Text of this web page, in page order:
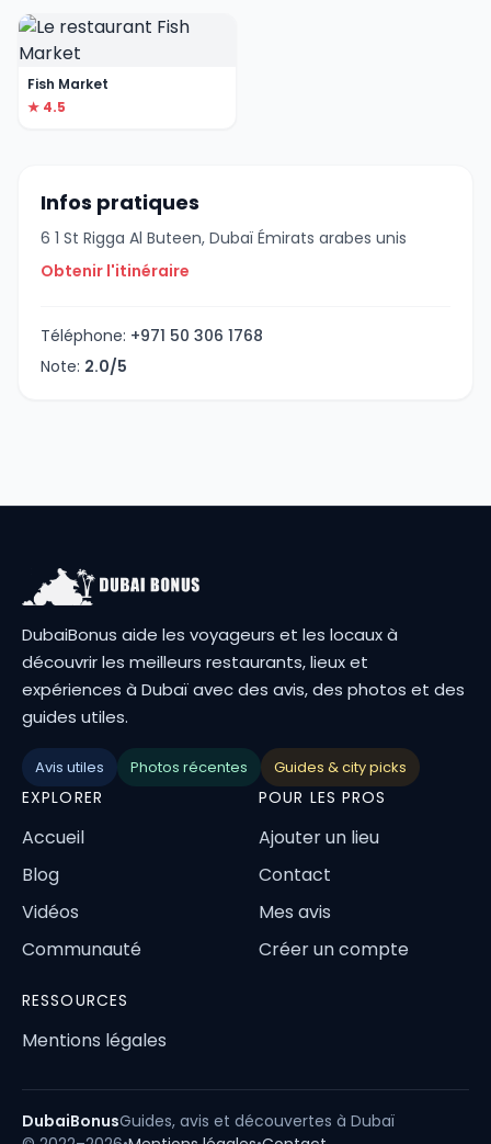
Fish Market
★ 4.5
Infos pratiques
6 1 St Rigga Al Buteen, Dubaï Émirats arabes unis
Obtenir l'itinéraire
Téléphone: +971 50 306 1768
Note: 2.0/5
DubaiBonus aide les voyageurs et les locaux à
découvrir les meilleurs restaurants, lieux et
expériences à Dubaï avec des avis, des photos et des
guides utiles.
Avis utiles Photos récentes Guides & city picks
EXPLORER
Accueil
Blog
Vidéos
Communauté
POUR LES PROS
Ajouter un lieu
Contact
Mes avis
Créer un compte
RESSOURCES
Mentions légales
DubaiBonusGuides, avis et découvertes à Dubaï